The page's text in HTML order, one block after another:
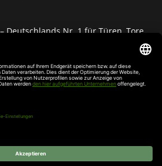
Deutschlands Nr. 1 für Türen, Tore
Onlineshop 2022
„Rund ums Haus“
im erlebten Kundenservice
Gold-Rang (Türen, Tore &